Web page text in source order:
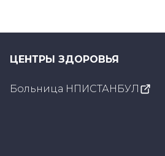
ЦЕНТРЫ ЗДОРОВЬЯ
Больница НПИСТАНБУЛ